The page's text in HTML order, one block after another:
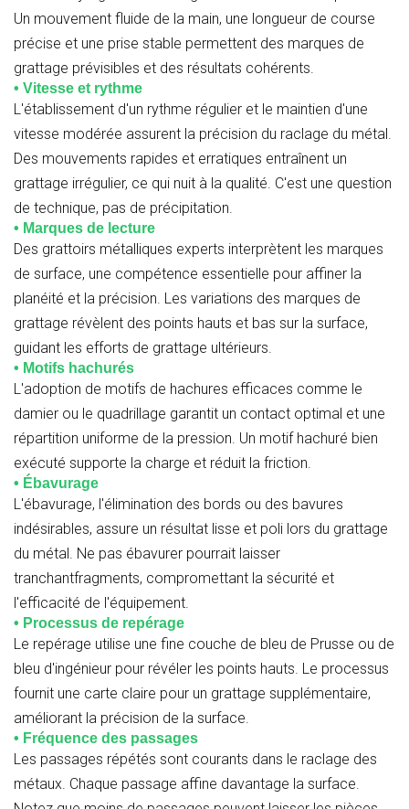
Un mouvement fluide de la main, une longueur de course
précise et une prise stable permettent des marques de
grattage prévisibles et des résultats cohérents.
• Vitesse et rythme
L'établissement d'un rythme régulier et le maintien d'une
vitesse modérée assurent la précision du raclage du métal.
Des mouvements rapides et erratiques entraînent un
grattage irrégulier, ce qui nuit à la qualité. C'est une question
de technique, pas de précipitation.
• Marques de lecture
Des grattoirs métalliques experts interprètent les marques
de surface, une compétence essentielle pour affiner la
planéité et la précision. Les variations des marques de
grattage révèlent des points hauts et bas sur la surface,
guidant les efforts de grattage ultérieurs.
• Motifs hachurés
L'adoption de motifs de hachures efficaces comme le
damier ou le quadrillage garantit un contact optimal et une
répartition uniforme de la pression. Un motif hachuré bien
exécuté supporte la charge et réduit la friction.
• Ébavurage
L'ébavurage, l'élimination des bords ou des bavures
indésirables, assure un résultat lisse et poli lors du grattage
du métal. Ne pas ébavurer pourrait laisser
tranchantfragments, compromettant la sécurité et
l'efficacité de l'équipement.
• Processus de repérage
Le repérage utilise une fine couche de bleu de Prusse ou de
bleu d'ingénieur pour révéler les points hauts. Le processus
fournit une carte claire pour un grattage supplémentaire,
améliorant la précision de la surface.
• Fréquence des passages
Les passages répétés sont courants dans le raclage des
métaux. Chaque passage affine davantage la surface.